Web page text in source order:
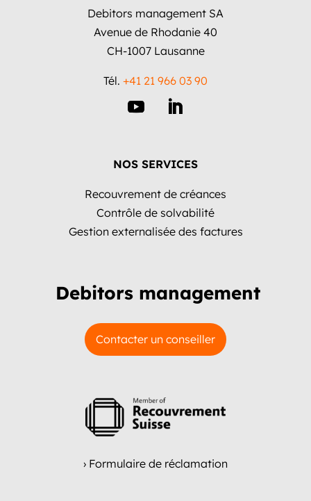
Debitors management SA
Avenue de Rhodanie 40
CH-1007 Lausanne
Tél. +41 21 966 03 90
NOS SERVICES
Recouvrement de créances
Contrôle de solvabilité
Gestion externalisée des factures
Debitors management
Contacter un conseiller
› Formulaire de réclamation